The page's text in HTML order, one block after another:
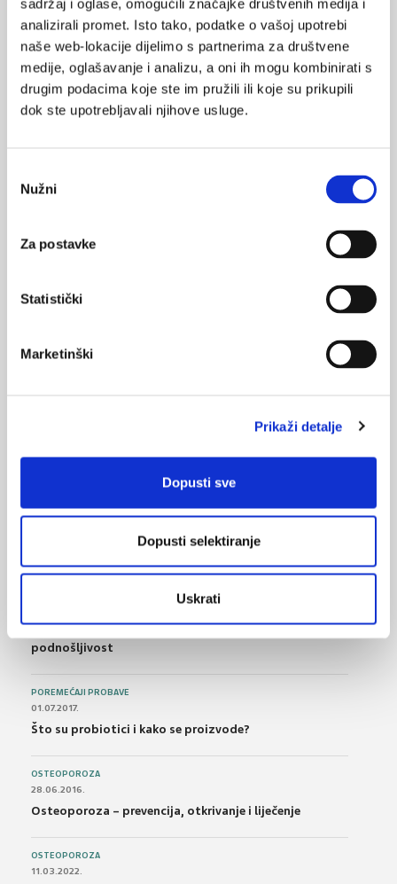
sadržaj i oglase, omogućili značajke društvenih medija i
analizirali promet. Isto tako, podatke o vašoj upotrebi
naše web-lokacije dijelimo s partnerima za društvene
medije, oglašavanje i analizu, a oni ih mogu kombinirati s
drugim podacima koje ste im pružili ili koje su prikupili
dok ste upotrebljavali njihove usluge.
pristanka
Nužni
Za postavke
Statistički
Marketinški
Prikaži detalje
Dopusti sve
Dopusti selektiranje
Uskrati
VEZANI SADRŽAJ >
<
25.05.2024.
Aktivnosti povodom Nacionalnog dana darivanja
organa i tkiva 26. 5.
bubrega sa svinje na čovjeka
KBC Split: Korak do provođenja transplantacije
BOL
Bolna leđa - medicinske vježbe (nove smjernice)
podnošljivost
POREMEĆAJI PROBAVE
01.07.2017.
Što su probiotici i kako se proizvode?
OSTEOPOROZA
28.06.2016.
Osteoporoza – prevencija, otkrivanje i liječenje
OSTEOPOROZA
11.03.2022.